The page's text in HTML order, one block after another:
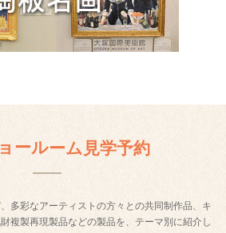
ールーム見学予約
多彩なアーティストの方々との共同制作品、キ
複製再現製品などの製品を、テーマ別に紹介し